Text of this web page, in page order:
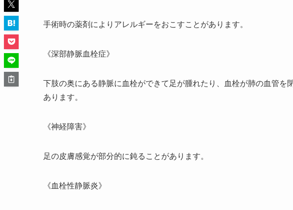
手術時の薬剤によりアレルギーをおこすことがあります。
《深部静脈血栓症》
下肢の奥にある静脈に血栓ができて足が腫れたり、血栓が肺の血管を
あります。
《神経障害》
足の皮膚感覚が部分的に鈍ることがあります。
《血栓性静脈炎》